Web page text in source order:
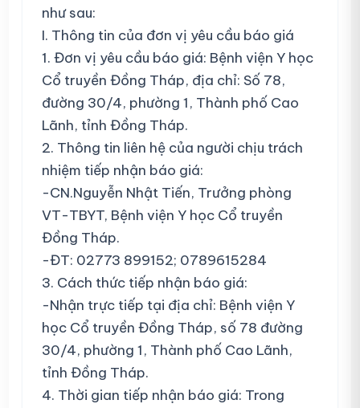
như sau:
I. Thông tin của đơn vị yêu cầu báo giá
1. Đơn vị yêu cầu báo giá: Bệnh viện Y học
Cổ truyền Đồng Tháp, địa chỉ: Số 78,
đường 30/4, phường 1, Thành phố Cao
Lãnh, tỉnh Đồng Tháp.
2. Thông tin liên hệ của người chịu trách
nhiệm tiếp nhận báo giá:
-CN.Nguyễn Nhật Tiến, Trưởng phòng
VT-TBYT, Bệnh viện Y học Cổ truyền
Đồng Tháp.
-ĐT: 02773 899152; 0789615284
3. Cách thức tiếp nhận báo giá:
-Nhận trực tiếp tại địa chỉ: Bệnh viện Y
học Cổ truyền Đồng Tháp, số 78 đường
30/4, phường 1, Thành phố Cao Lãnh,
tỉnh Đồng Tháp.
4. Thời gian tiếp nhận báo giá: Trong